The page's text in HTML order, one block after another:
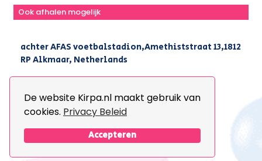
De website Kirpa.nl maakt gebruik van
cookies. Privacy Beleid
Accepteren
Ook afhalen mogelijk
achter AFAS voetbalstadion,Amethiststraat 13,1812
RP Alkmaar, Netherlands
+31(0) 251 296 806 info@kirpa.nl
© 2026 Kirpa. All Rights Reserved.
The Webdesign